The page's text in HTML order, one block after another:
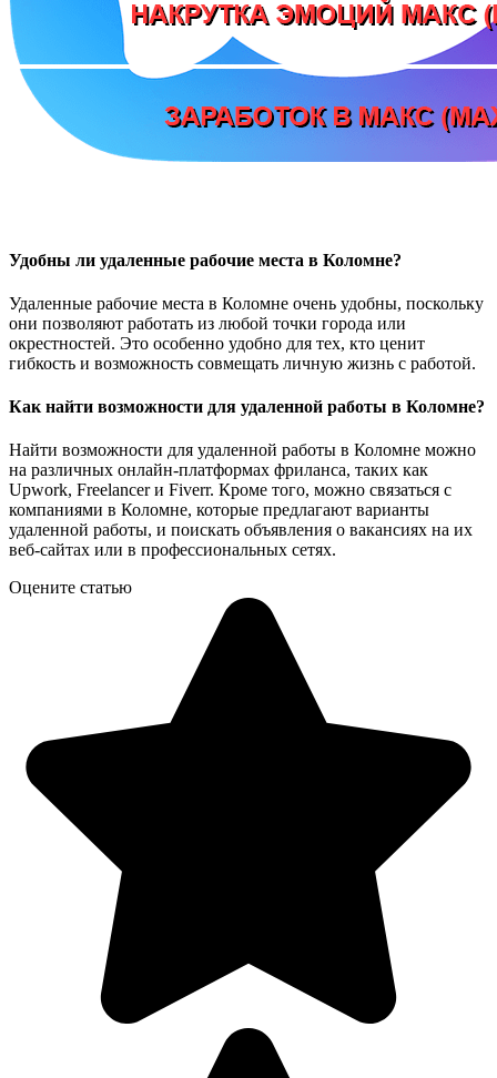
Удобны ли удаленные рабочие места в Коломне?
Удаленные рабочие места в Коломне очень удобны, поскольку
они позволяют работать из любой точки города или
окрестностей. Это особенно удобно для тех, кто ценит
гибкость и возможность совмещать личную жизнь с работой.
Как найти возможности для удаленной работы в Коломне?
Найти возможности для удаленной работы в Коломне можно
на различных онлайн-платформах фриланса, таких как
Upwork, Freelancer и Fiverr. Кроме того, можно связаться с
компаниями в Коломне, которые предлагают варианты
удаленной работы, и поискать объявления о вакансиях на их
веб-сайтах или в профессиональных сетях.
Оцените статью